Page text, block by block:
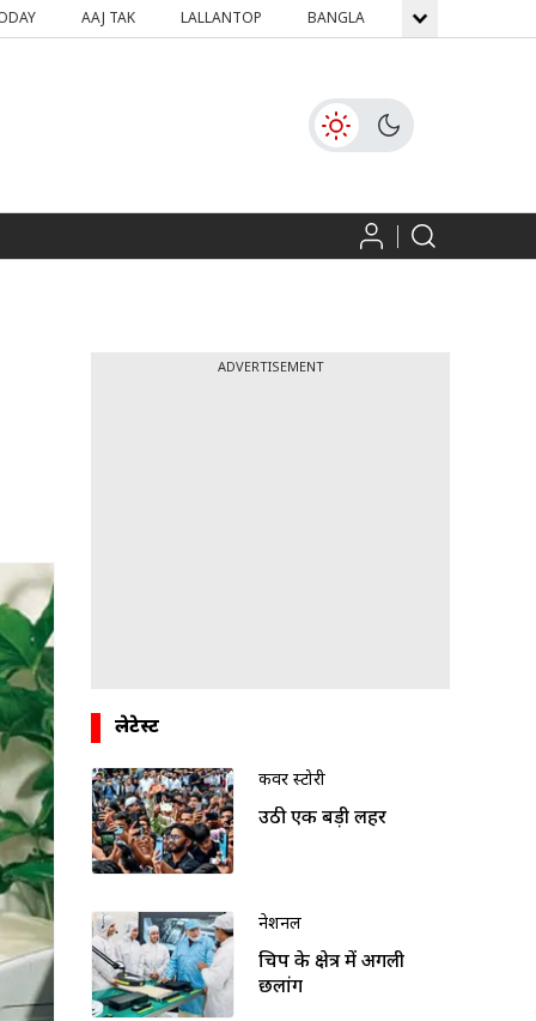
AAJ TAK LALLANTOP BANGLA GNTTV
ADVERTISEMENT
लेटेस्ट
कवर स्टोरी
उठी एक बड़ी लहर
नेशनल
चिप के क्षेत्र में अगली
छलांग